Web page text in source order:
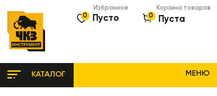
Избранное
0
Пусто
Корзина товаров
0
Пуста
КАТАЛОГ МЕНЮ